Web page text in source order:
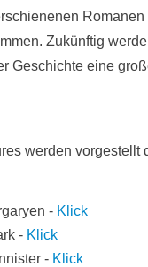
Zukünftig
Geschichte eine
werden
- Klick
- Klick
- Klick